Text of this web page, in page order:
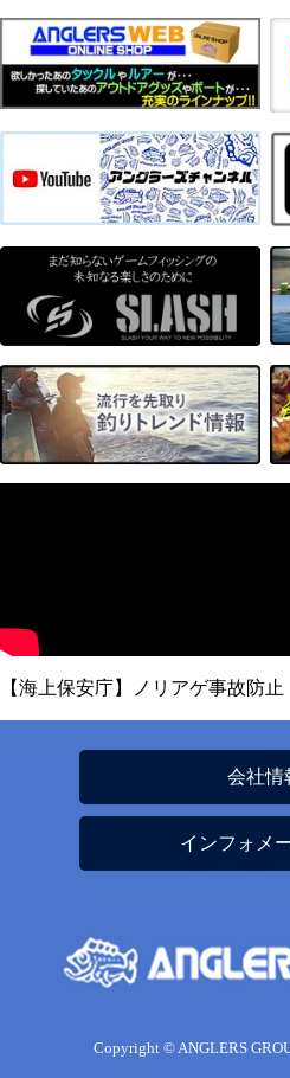
【海上保安庁】ノリアゲ事故防止
会社情
インフォメ
Copyright © ANGLERS